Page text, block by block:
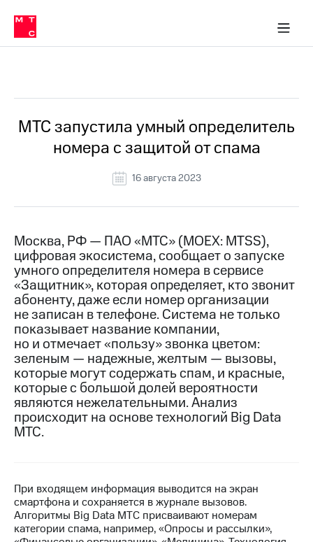
Медиа-центр
и акционерам
Устойчивое развитие
Комплаенс и деловая этика
компании
Карьера
История
компании
Руководство
Контакты
Медиа-центр
Пресс-
релизы
МТС
о технологиях
Достижения
Интервью
Пригласить
спикера
и акционерам
в МТС
Пресс-
релизы
о технологиях
МТС запустила умный определитель
номера с защитой от спама
16 августа 2023
Москва, РФ — ПАО «МТС» (MOEX: MTSS),
цифровая экосистема, сообщает о запуске
умного определителя номера в сервисе
«Защитник», которая определяет, кто звонит
абоненту, даже если номер организации
не записан в телефоне. Система не только
показывает название компании,
но и отмечает «пользу» звонка цветом:
зеленым — надежные, желтым — вызовы,
которые могут содержать спам, и красные,
которые с большой долей вероятности
являются нежелательными. Анализ
происходит на основе технологий Big Data
МТС.
При входящем информация выводится на экран
смартфона и сохраняется в журнале вызовов.
Алгоритмы Big Data МТС присваивают номерам
категории спама, например, «Опросы и рассылки»,